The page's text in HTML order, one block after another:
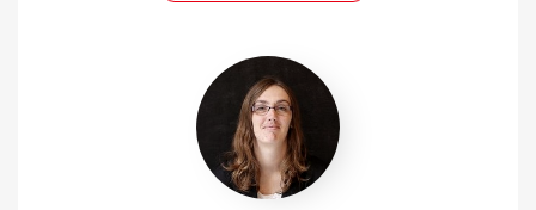
Aurélie
Guillaume